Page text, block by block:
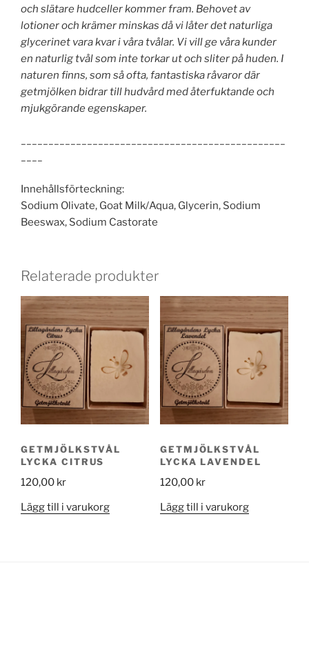
och slätare hudceller kommer fram. Behovet av
lotioner och krämer minskas då vi låter det naturliga
glycerinet vara kvar i våra tvålar. Vi vill ge våra kunder
en naturlig tvål som inte torkar ut och sliter på huden. I
naturen finns, som så ofta, fantastiska råvaror där
getmjölken bidrar till hudvård med återfuktande och
mjukgörande egenskaper.
Innehållsförteckning:
Sodium Olivate, Goat Milk/Aqua, Glycerin, Sodium
Beeswax, Sodium Castorate
Relaterade produkter
GETMJÖLKSTVÅL
LYCKA CITRUS
120,00 kr
Lägg till i varukorg
GETMJÖLKSTVÅL
LYCKA LAVENDEL
120,00 kr
Lägg till i varukorg